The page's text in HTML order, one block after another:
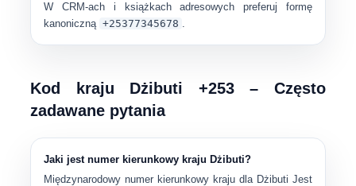
W CRM-ach i książkach adresowych preferuj formę
kanoniczną +25377345678 .
Kod kraju Dżibuti +253 – Często
zadawane pytania
Jaki jest numer kierunkowy kraju Dżibuti?
Międzynarodowy numer kierunkowy kraju dla Dżibuti Jest